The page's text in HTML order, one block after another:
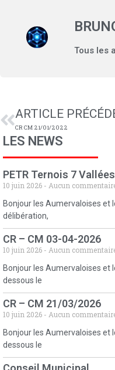
Tous les
CR CM 21/01/2022
LES NEWS
PETR Ternois 7 Vallées
10 juin 2026
Aucun
Bonjour les Aumervaloises et
délibération,
CR – CM 03-04-2026
10 juin 2026
Aucun
Bonjour les Aumervaloises et
dessous le
CR – CM 21/03/2026
10 juin 2026
Aucun
Bonjour les Aumervaloises et
dessous le